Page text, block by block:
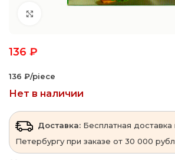
136 ₽
136 ₽/piece
Нет в наличии
Доставка: Бесплатная доставка
Петербургу при заказе от 30 000